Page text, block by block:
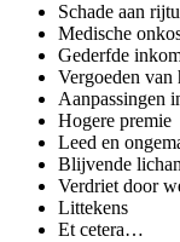
Schade aan
Medische
Gederfde
Vergoeden
Aanpassingen
Hogere premie
Leed en
Blijvende
Verdriet door
Littekens
Et cetera…